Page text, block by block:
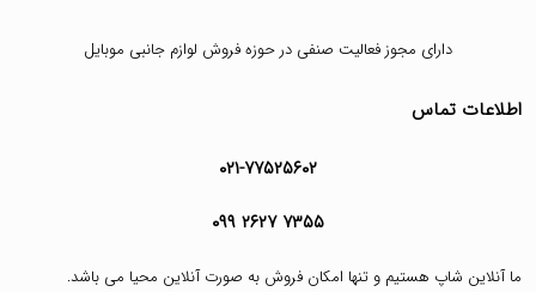
دارای مجوز فعالیت صنفی در حوزه فروش لوازم جانبی موبایل
اطلاعات تماس
۰۲۱-۷۷۵۲۵۶۰۲
۰۹۹ ۲۶۲۷ ۷۳۵۵
ما آنلاین شاپ هستیم و تنها امکان فروش به صورت آنلاین محیا می باشد.